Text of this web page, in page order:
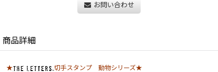
お問い合わせ
商品詳細
★ 切手スタンプ 動物シリーズ★